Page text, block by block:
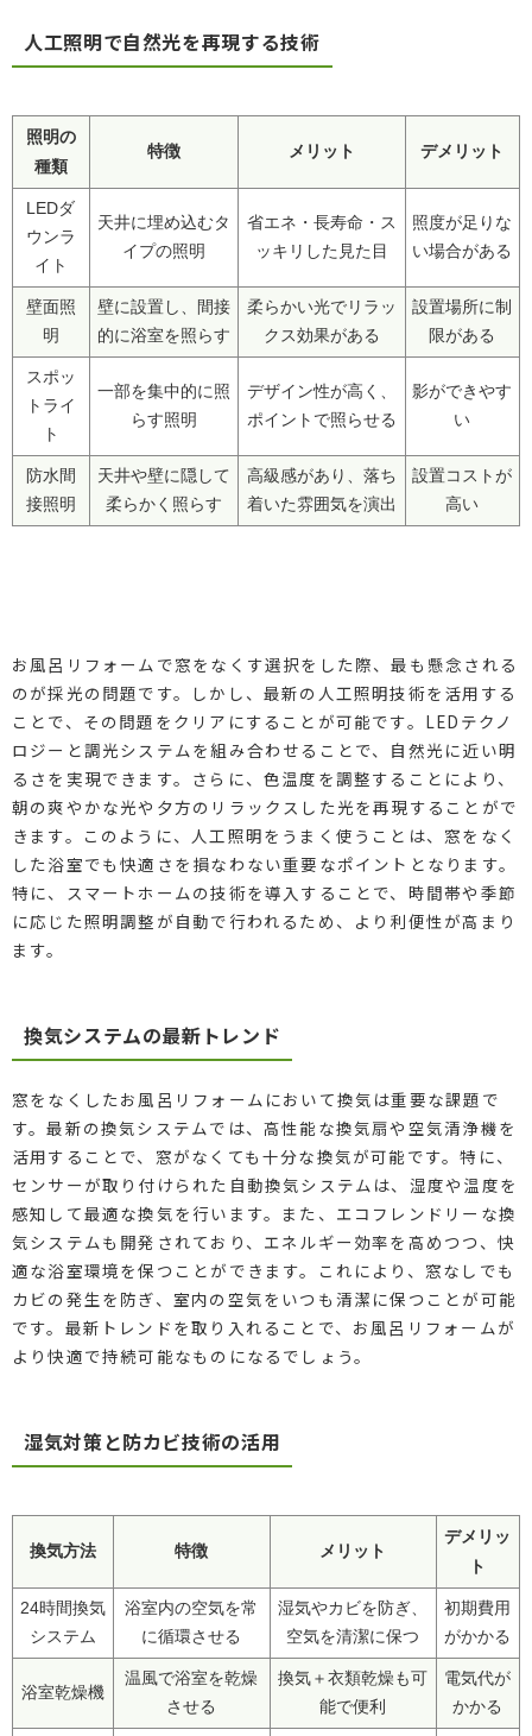
人工照明で自然光を再現する技術
照明の
種類
特徴 メリット デメリット
LEDダ
ウンラ
イト
天井に埋め込むタ
イプの照明
省エネ・長寿命・ス
ッキリした見た目
照度が足りな
い場合がある
壁面照
明
壁に設置し、間接
的に浴室を照らす
柔らかい光でリラッ
クス効果がある
設置場所に制
限がある
スポッ
トライ
ト
一部を集中的に照
らす照明
デザイン性が高く、
ポイントで照らせる
影ができやす
い
防水間
接照明
天井や壁に隠して
柔らかく照らす
高級感があり、落ち
着いた雰囲気を演出
設置コストが
高い
お風呂リフォームで窓をなくす選択をした際、最も懸念される
のが採光の問題です。しかし、最新の人工照明技術を活用する
ことで、その問題をクリアにすることが可能です。LEDテクノ
ロジーと調光システムを組み合わせることで、自然光に近い明
るさを実現できます。さらに、色温度を調整することにより、
朝の爽やかな光や夕方のリラックスした光を再現することがで
きます。このように、人工照明をうまく使うことは、窓をなく
した浴室でも快適さを損なわない重要なポイントとなります。
特に、スマートホームの技術を導入することで、時間帯や季節
に応じた照明調整が自動で行われるため、より利便性が高まり
ます。
換気システムの最新トレンド
窓をなくしたお風呂リフォームにおいて換気は重要な課題で
す。最新の換気システムでは、高性能な換気扇や空気清浄機を
活用することで、窓がなくても十分な換気が可能です。特に、
センサーが取り付けられた自動換気システムは、湿度や温度を
感知して最適な換気を行います。また、エコフレンドリーな換
気システムも開発されており、エネルギー効率を高めつつ、快
適な浴室環境を保つことができます。これにより、窓なしでも
カビの発生を防ぎ、室内の空気をいつも清潔に保つことが可能
です。最新トレンドを取り入れることで、お風呂リフォームが
より快適で持続可能なものになるでしょう。
湿気対策と防カビ技術の活用
換気方法 特徴 メリット
デメリッ
ト
24時間換気
システム
浴室内の空気を常
に循環させる
湿気やカビを防ぎ、
空気を清潔に保つ
初期費用
がかかる
浴室乾燥機
温風で浴室を乾燥
させる
換気＋衣類乾燥も可
能で便利
電気代が
かかる